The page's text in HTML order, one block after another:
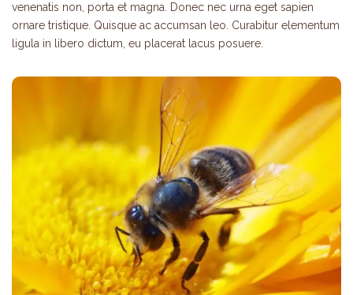
venenatis non, porta et magna. Donec nec urna eget sapien
ornare tristique. Quisque ac accumsan leo. Curabitur elementum
ligula in libero dictum, eu placerat lacus posuere.